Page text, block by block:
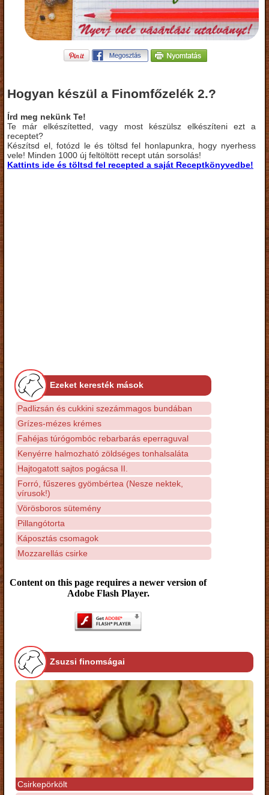
Hogyan készül a Finomfőzelék 2.?
Írd meg nekünk Te!
Te már elkészítetted, vagy most készülsz elkészíteni ezt a
receptet?
Készítsd el, fotózd le és töltsd fel honlapunkra, hogy nyerhess
vele! Minden 1000 új feltöltött recept után sorsolás!
Kattints ide és töltsd fel recepted a saját Receptkönyvedbe!
Ezeket keresték mások
Padlizsán és cukkini szezámmagos bundában
Grízes-mézes krémes
Fahéjas túrógombóc rebarbarás eperraguval
Kenyérre halmozható zöldséges tonhalsaláta
Hajtogatott sajtos pogácsa II.
Forró, fűszeres gyömbértea (Nesze nektek,
vírusok!)
Vörösboros sütemény
Pillangótorta
Káposztás csomagok
Mozzarellás csirke
Content on this page requires a newer version of
Adobe Flash Player.
Zsuzsi finomságai
Csirkepörkölt